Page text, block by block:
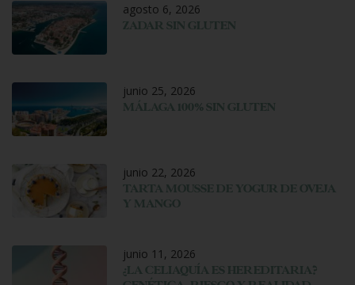
agosto 6, 2026
ZADAR SIN GLUTEN
junio 25, 2026
MÁLAGA 100% SIN GLUTEN
junio 22, 2026
TARTA MOUSSE DE YOGUR DE OVEJA
Y MANGO
junio 11, 2026
¿LA CELIAQUÍA ES HEREDITARIA?